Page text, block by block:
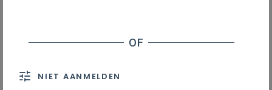
NIET AANMELDEN